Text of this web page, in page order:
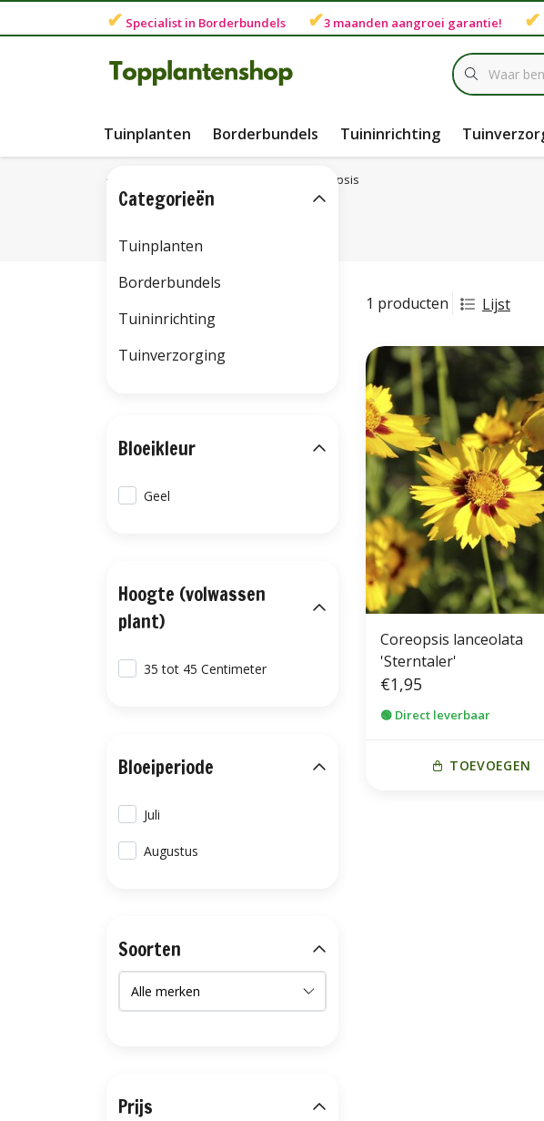
✔ Specialist in Borderbundels ✔3 maanden aangroei garantie! ✔
Tuinplanten Borderbundels Tuininrichting
Coreopsis
1 producten Lijst
Coreopsis lanceolata
'Sterntaler'
€1,95
🟢 Direct leverbaar
TOEVOEGEN
Categorieën
Tuinplanten
Borderbundels
Tuininrichting
Tuinverzorging
Bloeikleur
Geel
Hoogte (volwassen
plant)
35 tot 45 Centimeter
Bloeiperiode
Juli
Augustus
Soorten
Prijs